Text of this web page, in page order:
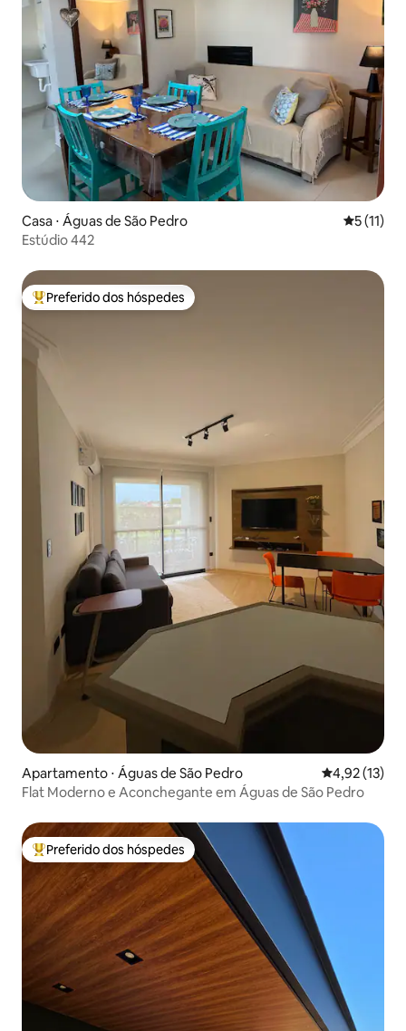
Casa ⋅ Águas de São Pedro 5 de uma
5 (11)
Estúdio 442
Entre os melhores preferidos dos hóspedes
Preferido dos hóspedes
Apartamento ⋅ Águas de São Pedro 4,92 de uma
4,92 (13)
Flat Moderno e Aconchegante em Águas de São Pedro
Entre os melhores preferidos dos hóspedes
Preferido dos hóspedes